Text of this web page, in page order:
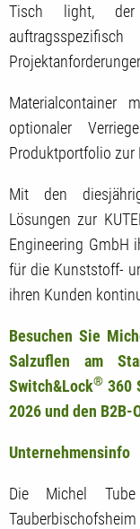
Tisch light, der
optionaler
Produktportfolio zur
Mit den
Lösungen zur
Engineering GmbH
für die Kunststoff-
ihren Kunden
Besuchen Sie
Salzuflen am
Switch&Lock® 360
2026 und den
Unternehmensinfo
Die Michel